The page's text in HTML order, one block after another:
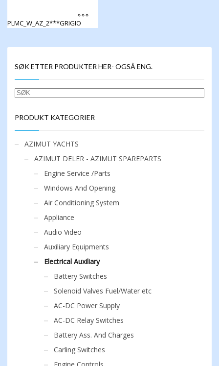
PLMC_W_AZ_2***GRIGIO
har
varianter.
Alternativene
kan
velges
produktsiden
SØK ETTER PRODUKTER HER- OGSÅ ENG.
SØK
PRODUKT KATEGORIER
AZIMUT YACHTS
AZIMUT DELER - AZIMUT SPAREPARTS
Engine Service /Parts
Windows And Opening
Air Conditioning System
Appliance
Audio Video
Auxiliary Equipments
Electrical Auxiliary
Battery Switches
Solenoid Valves Fuel/Water etc
AC-DC Power Supply
AC-DC Relay Switches
Battery Ass. And Charges
Carling Switches